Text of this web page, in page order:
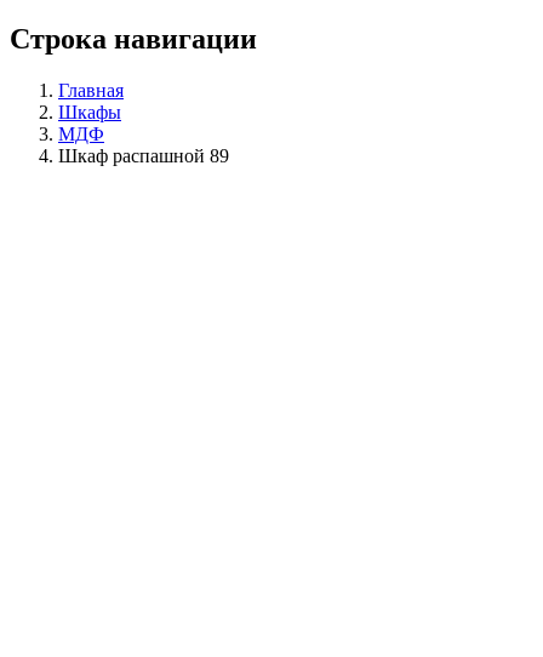
Строка навигации
Главная
Шкафы
МДФ
Шкаф распашной 89